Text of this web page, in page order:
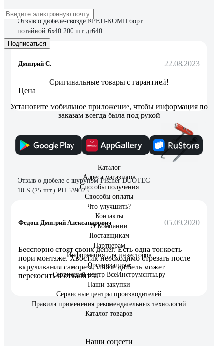
Отзыв о дюбеле-гвозде КРЕП-КОМП борт
потайной 6х40 200 шт дг640
Дмитрий С. 22.08.2023
Цена
12 отзывов
Отзыв о дюбеле с шурупом Fischer DUOTEC
10 S (25 шт.) PH 539025
Федош Дмитрий Александрович 05.09.2020
Бесспорно стоят своих денег. Есть одна тонкость
пори монтаже. Хвостик необходимо отрезать после
вкручивания самореза, иначе дюбель может
перекосить и отвалится.
Подписаться
Оригинальные товары с гарантией!
Установите мобильное приложение, чтобы информация по
заказам всегда была под рукой
Каталог
Адреса магазинов
Способы получения
Способы оплаты
Что улучшить?
Контакты
О Компании
Поставщикам
Партнерам
Информация для инвесторов
Организациям
Сервисный центр ВсеИнструменты.ру
Наши закупки
Сервисные центры производителей
Правила применения рекомендательных технологий
Каталог товаров
Наши соцсети